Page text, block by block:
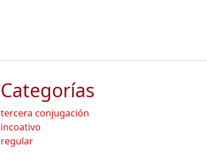
Categorías
tercera conjugación
incoativo
regular